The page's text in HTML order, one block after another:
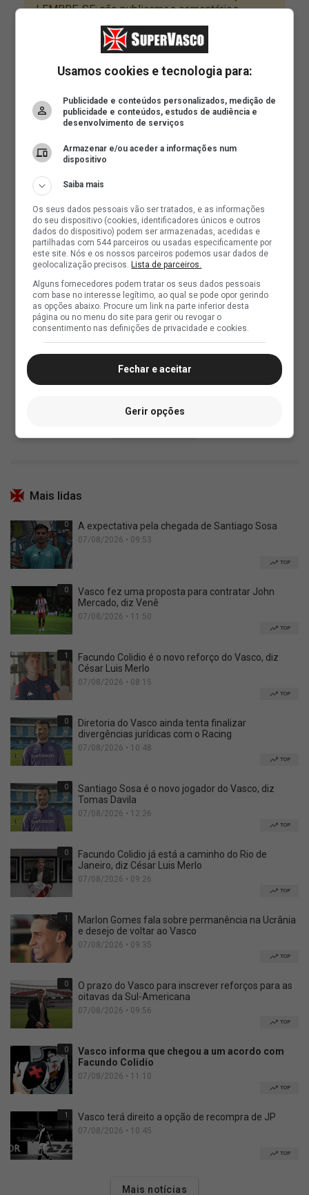
Mais lidas
0 A expectativa pela chegada de Santiago Sosa
07/08/2026 • 09:53
TOP
0
Vasco fez uma proposta para contratar John
Mercado, diz Venê
07/08/2026 • 11:50
TOP
1
Facundo Colidio é o novo reforço do Vasco, diz
César Luis Merlo
07/08/2026 • 08:15
TOP
0
Diretoria do Vasco ainda tenta finalizar
divergências jurídicas com o Racing
07/08/2026 • 10:48
TOP
0
Santiago Sosa é o novo jogador do Vasco, diz
Tomas Davila
07/08/2026 • 12:26
TOP
0
Facundo Colidio já está a caminho do Rio de
Janeiro, diz César Luis Merlo
07/08/2026 • 09:26
TOP
1
Marlon Gomes fala sobre permanência na Ucrânia
e desejo de voltar ao Vasco
07/08/2026 • 09:35
TOP
0
O prazo do Vasco para inscrever reforços para as
oitavas da Sul-Americana
07/08/2026 • 09:56
TOP
0
Vasco informa que chegou a um acordo com
Facundo Colidio
07/08/2026 • 11:10
TOP
1 Vasco terá direito a opção de recompra de JP
07/08/2026 • 10:45
TOP
Mais notícias
Usamos cookies e tecnologia para:
Publicidade e conteúdos personalizados, medição de
publicidade e conteúdos, estudos de audiência e
desenvolvimento de serviços
Armazenar e/ou aceder a informações num
dispositivo
Saiba mais
Os seus dados pessoais vão ser tratados, e as informações
do seu dispositivo (cookies, identificadores únicos e outros
dados do dispositivo) podem ser armazenadas, acedidas e
partilhadas com 544 parceiros ou usadas especificamente por
este site. Nós e os nossos parceiros podemos usar dados de
geolocalização precisos. Lista de parceiros.
Alguns fornecedores podem tratar os seus dados pessoais
com base no interesse legítimo, ao qual se pode opor gerindo
as opções abaixo. Procure um link na parte inferior desta
página ou no menu do site para gerir ou revogar o
consentimento nas definições de privacidade e cookies.
Fechar e aceitar
Gerir opções